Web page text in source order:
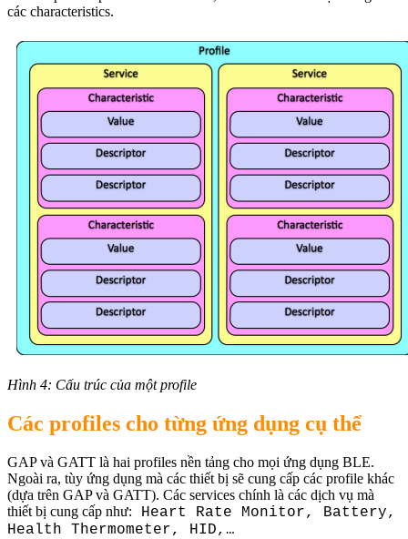
các characteristics.
Hình 4: Cấu trúc của một profile
Các profiles cho từng ứng dụng cụ thể
GAP và GATT là hai profiles nền tảng cho mọi ứng dụng BLE.
Ngoài ra, tùy ứng dụng mà các thiết bị sẽ cung cấp các profile khác
(dựa trên GAP và GATT). Các services chính là các dịch vụ mà
thiết bị cung cấp như: Heart Rate Monitor, Battery,
Health Thermometer, HID,…